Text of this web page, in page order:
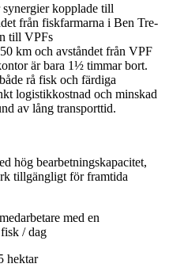
kopplade till
från fiskfarmarna i Ben Tre-
till VPFs
km och avståndet från VPF
är bara 1½ timmar bort.
rå fisk och färdiga
logistikkostnad och minskad
av lång transporttid.
hög bearbetningskapacitet,
tillgängligt för framtida
med en
/ dag
hektar